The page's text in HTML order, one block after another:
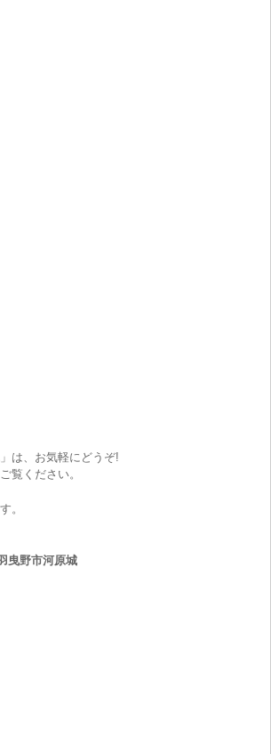
は、お気軽にどうぞ!
覧ください。
。
曳野市河原城